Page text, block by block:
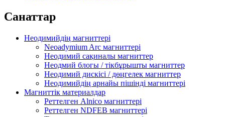
Санаттар
Неодимийдің магниттері
Neoadymium Arc магниттері
Неодимий сақиналы магниттер
Неодмий блогы / тікбұрышты магниттер
Неодимий дискісі / дөңгелек магниттер
Неодимийдің арнайы пішінді магниттері
Магниттік материалдар
Реттелген Alnico магниттері
Реттелген NDFEB магниттері